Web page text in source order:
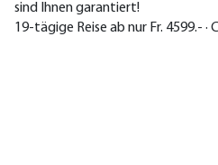
sind Ihnen garantiert!
19-tägige Reise ab nur Fr. 4599.- ·